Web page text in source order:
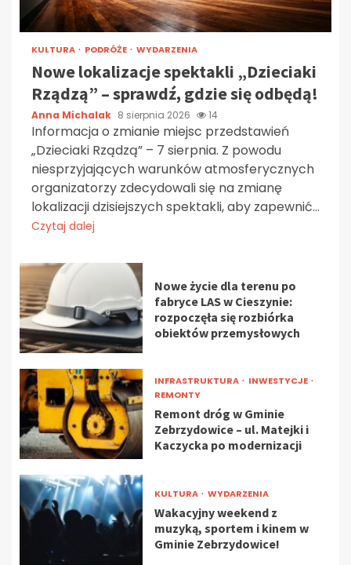
KULTURA PODRÓŻE WYDARZENIA
Nowe lokalizacje spektakli „Dzieciaki
Rządzą” – sprawdź, gdzie się odbędą!
Anna Michalak 8 sierpnia 2026 14
Informacja o zmianie miejsc przedstawień
„Dzieciaki Rządzą” – 7 sierpnia. Z powodu
niesprzyjających warunków atmosferycznych
organizatorzy zdecydowali się na zmianę
lokalizacji dzisiejszych spektakli, aby zapewnić...
Czytaj dalej
Nowe życie dla terenu po
fabryce LAS w Cieszynie:
rozpoczęła się rozbiórka
obiektów przemysłowych
INFRASTRUKTURA
INWESTYCJE
REMONTY
Remont dróg w Gminie
Zebrzydowice – ul. Matejki i
Kaczycka po modernizacji
KULTURA WYDARZENIA
Wakacyjny weekend z
muzyką, sportem i kinem w
Gminie Zebrzydowice!